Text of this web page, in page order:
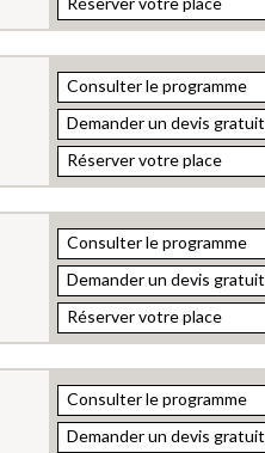
Consulter le programme
Demander un devis gratuit
Réserver votre place
Consulter le programme
Demander un devis gratuit
Réserver votre place
Consulter le programme
Demander un devis gratuit